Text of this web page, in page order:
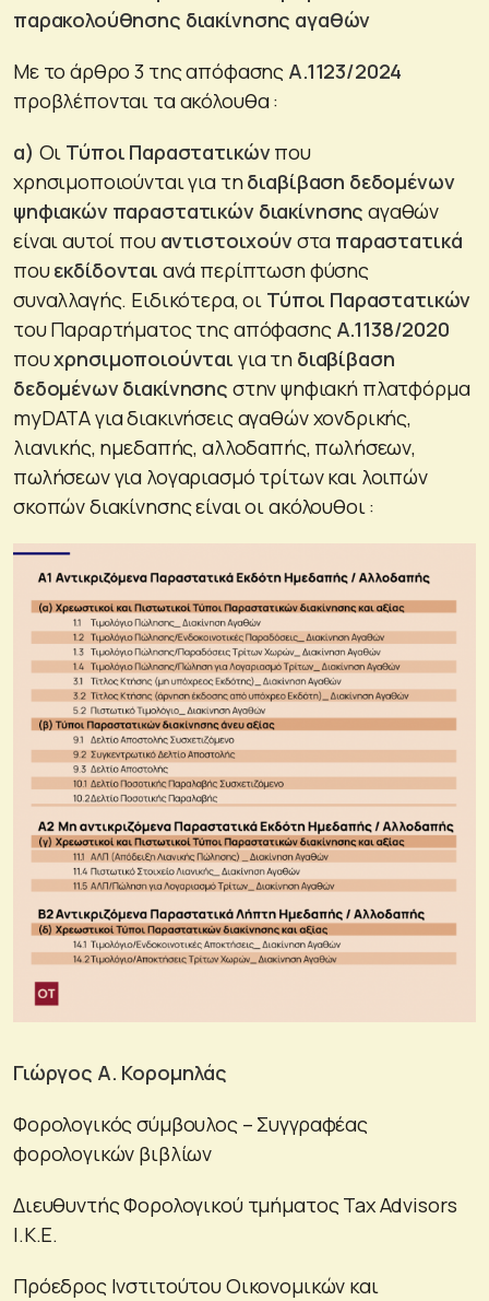
παρακολούθησης διακίνησης αγαθών
Με το άρθρο 3 της απόφασης Α.1123/2024
προβλέπονται τα ακόλουθα :
α) Οι Τύποι Παραστατικώνπου
χρησιμοποιούνται για τηδιαβίβαση δεδομένων
ψηφιακών παραστατικών διακίνησης αγαθών
είναι αυτοί που αντιστοιχούνστα παραστατικά
πουεκδίδονται ανά περίπτωση φύσης
συναλλαγής. Ειδικότερα, οι Τύποι Παραστατικών
του Παραρτήματος της απόφασης Α.1138/2020
πουχρησιμοποιούνται για τη διαβίβαση
δεδομένων διακίνησης στην ψηφιακή πλατφόρμα
myDATA για διακινήσεις αγαθών χονδρικής,
λιανικής, ημεδαπής, αλλοδαπής, πωλήσεων,
πωλήσεων για λογαριασμό τρίτων και λοιπών
σκοπών διακίνησης είναι οι ακόλουθοι :
Γιώργος Α. Κορομηλάς
Φορολογικός σύμβουλος – Συγγραφέας
φορολογικών βιβλίων
Διευθυντής Φορολογικού τμήματος Tax Advisors
I.K.E.
Πρόεδρος Ινστιτούτου Οικονομικών και